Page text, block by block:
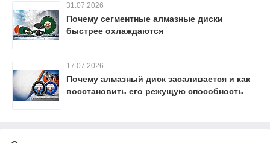
31.07.2026
Почему сегментные алмазные диски
быстрее охлаждаются
17.07.2026
Почему алмазный диск засаливается и как
восстановить его режущую способность